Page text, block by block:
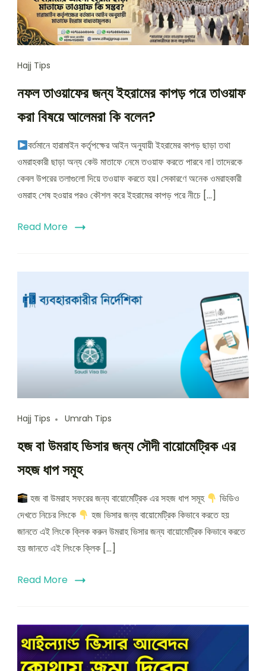
Hajj Tips
নফল তাওয়াফের জন্য ইহরামের কাপড় পরে তাওয়াফ
করা বিষয়ে আলেমরা কি বলেন?
বর্তমানে হারামাইন কর্তৃপক্ষের আইন অনুযায়ী ইহরামের কাপড় ছাড়া তথা
ওমরাহকারী ছাড়া অন্য কেউ মাতাফে নেমে তওয়াফ করতে পারবে না। তাদেরকে
কেবল উপরের তলাগুলো দিয়ে তওয়াফ করতে হয়। সেকারণে অনেক ওমরাহকারী
ওমরাহ শেষ হওয়ার পরও কৌশল করে ইহরামের কাপড় পরে নীচে […]
Read More
Hajj Tips Umrah Tips
হজ বা উমরাহ ভিসার জন্য সৌদী বায়োমেট্রিক এর
সহজ ধাপ সমূহ
হজ বা উমরাহ সফরের জন্য বায়োমেট্রিক এর সহজ ধাপ সমূহ
ভিডিও
দেখতে নিচের লিংকে
হজ ভিসার জন্য বায়োমেট্রিক কিভাবে করতে হয়
জানতে এই লিংকে ক্লিক করুন উমরাহ ভিসার জন্য বায়োমেট্রিক কিভাবে করতে
হয় জানতে এই লিংকে ক্লিক […]
Read More